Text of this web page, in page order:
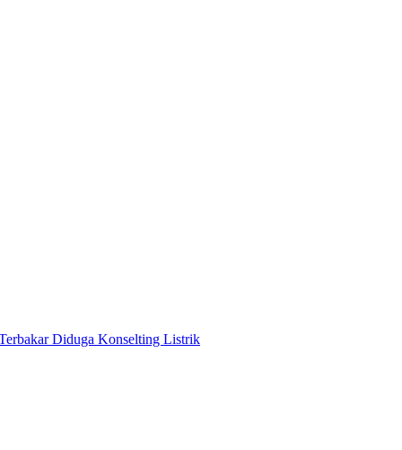
Diduga Konselting Listrik